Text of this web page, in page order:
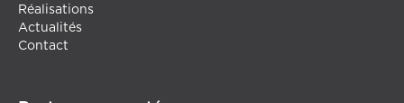
Réalisations
Actualités
Contact